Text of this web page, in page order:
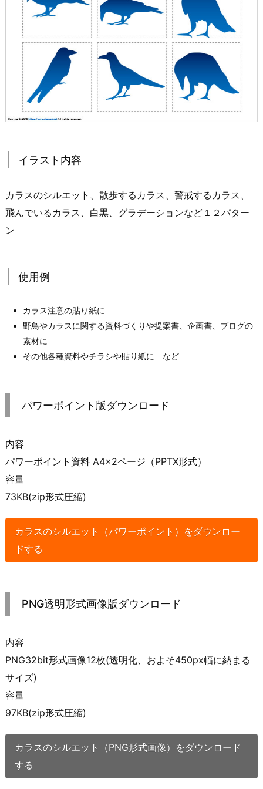
イラスト内容
カラスのシルエット、散歩するカラス、警戒するカラス、
飛んでいるカラス、白黒、グラデーションなど１２パター
ン
使用例
カラス注意の貼り紙に
野鳥やカラスに関する資料づくりや提案書、企画書、ブログの
素材に
その他各種資料やチラシや貼り紙に など
パワーポイント版ダウンロード
内容
パワーポイント資料 A4×2ページ（PPTX形式）
容量
73KB(zip形式圧縮)
カラスのシルエット（パワーポイント）をダウンロー
ドする
PNG透明形式画像版ダウンロード
内容
PNG32bit形式画像12枚(透明化、およそ450px幅に納まる
サイズ)
容量
97KB(zip形式圧縮)
カラスのシルエット（PNG形式画像）をダウンロード
する